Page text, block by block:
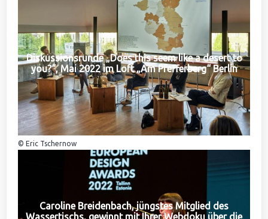
Diskussionsrunde „Does this seem like a desert to
you?“, Mai 2022 im Loft „Am Pfefferberg“ Berlin
© Eric Tschernow
Caroline Breidenbach, jüngstes Mitglied des
Wassertischs, gewinnt mit Ihrer Webdoku über die